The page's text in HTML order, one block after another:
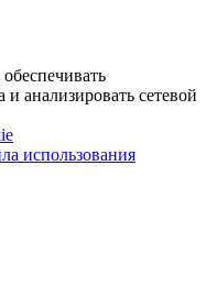
анализировать сетевой
использования